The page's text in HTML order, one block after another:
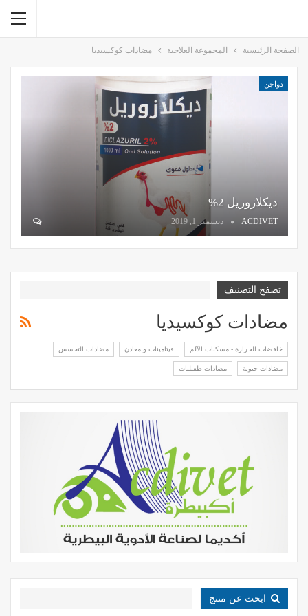
الصفحة الرئيسية المجموعة العلاجية مضادات كوكسيديا
دواجن
ديكلازوريل 2%
ACDIVET ديسمبر 1, 2019
تصفح التصنيف
مضادات كوكسيديا
خافضات الحرارة - مسكنات الآلم فيتامينات و معادن مضادات التحسس
مضادات حيوية مضادات طفيليات
ابحث عن منتج